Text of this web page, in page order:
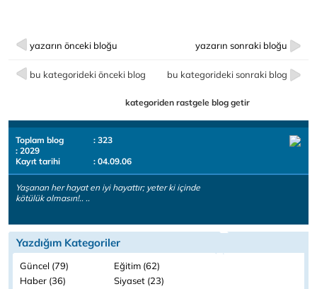
yazarın önceki bloğu yazarın sonraki bloğu
bu kategorideki önceki blog bu kategorideki sonraki blog
kategoriden rastgele blog getir
Toplam blog
: 323
: 2029
Kayıt tarihi
: 04.09.06
Yaşanan her hayat en iyi hayattır; yeter ki içinde
kötülük olmasın!.. ..
Yazdığım Kategoriler
Güncel (79)
Eğitim (62)
Haber (36)
Siyaset (23)